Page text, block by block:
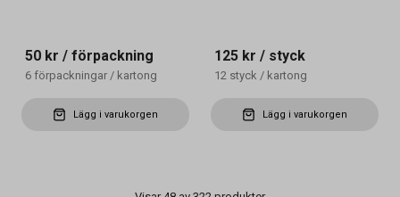
50 kr / förpackning
6 förpackningar / kartong
Lägg i varukorgen
125 kr / styck
12 styck / kartong
Lägg i varukorgen